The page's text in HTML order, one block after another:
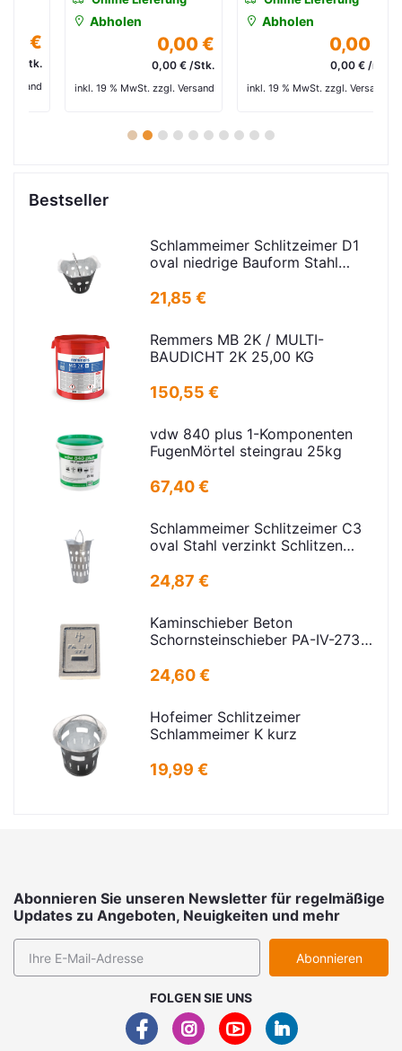
Abholen
0,00 €
0,00 € /Stk.
inkl. 19 % MwSt. zzgl. Versand
Abholen
0,00 €
0,00 € /m²
inkl. 19 % MwSt. zzgl. Versand
1 2 3 4 5 6 7 8 9 10
Bestseller
Schlammeimer Schlitzeimer D1
oval niedrige Bauform Stahl
D=395mm
21,85 €
Remmers MB 2K / MULTI-
BAUDICHT 2K 25,00 KG
150,55 €
vdw 840 plus 1-Komponenten
FugenMörtel steingrau 25kg
67,40 €
Schlammeimer Schlitzeimer C3
oval Stahl verzinkt Schlitzen
24,87 €
Kaminschieber Beton
Schornsteinschieber PA-IV-273
16,5x24,5cm
24,60 €
Hofeimer Schlitzeimer
Schlammeimer K kurz
19,99 €
Abonnieren Sie unseren Newsletter für regelmäßige
Updates zu Angeboten, Neuigkeiten und mehr
Abonnieren
FOLGEN SIE UNS